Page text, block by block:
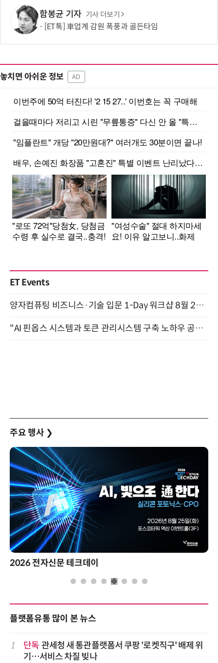
함봉균 기자 기사 더보기
[ET톡] 車업계 감원 폭풍과 골든타임
놓치면 아쉬운 정보 AD
ET Events
양자컴퓨팅 비즈니스·기술 입문 1-Day 워크샵 8월 28일 개최
"AI 핀옵스 시스템과 토큰 관리시스템 구축 노하우 공개" 잠실 한국광고문화회관 2층 대회의실 (8/21)
주요 행사 ❯
2026 전자신문 테크데이
플랫폼유통 많이 본 뉴스
1 단독 관세청 새 통관플랫폼서 쿠팡 '로켓직구' 배제 위
기…서비스 차질 빚나